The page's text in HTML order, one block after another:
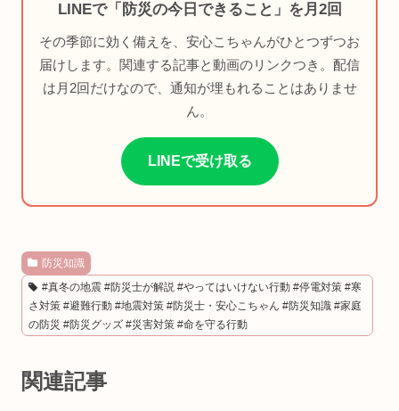
LINEで「防災の今日できること」を月2回
その季節に効く備えを、安心こちゃんがひとつずつお
届けします。関連する記事と動画のリンクつき。配信
は月2回だけなので、通知が埋もれることはありませ
ん。
LINEで受け取る
防災知識
#真冬の地震 #防災士が解説 #やってはいけない行動 #停電対策 #寒
さ対策 #避難行動 #地震対策 #防災士・安心こちゃん #防災知識 #家庭
の防災 #防災グッズ #災害対策 #命を守る行動
関連記事